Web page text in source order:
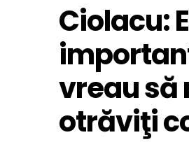
Ciolacu:
vreau să
otrăviţi